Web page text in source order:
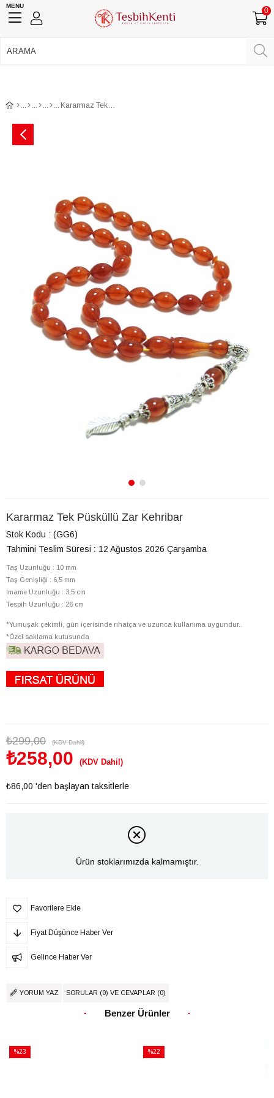
MENU
0
Kararmaz Tek Püsküllü Zar Kehribar
Kararmaz Tek Püsküllü Zar Kehribar
Stok Kodu
(GG6)
Tahmini Teslim Süresi : 12 Ağustos 2026 Çarşamba
Taş Uzunluğu : 10 mm
Taş Genişliği : 6,5 mm
İmame Uzunluğu : 3,5 cm
Tespih Uzunluğu : 26 cm
*Yumuşak çekimli, gün içerisinde rıhatça ve uzunca kullanıma uygundur..
*Özel saklama kutusunda
₺299,00 (KDV Dahil)
₺258,00 (KDV Dahil)
₺86,00 'den başlayan taksitlerle
Ürün stoklarımızda kalmamıştır.
Favorilere Ekle
Fiyat Düşünce Haber Ver
Gelince Haber Ver
YORUM YAZ SORULAR (0) VE CEVAPLAR (0)
Benzer Ürünler
%23
%22